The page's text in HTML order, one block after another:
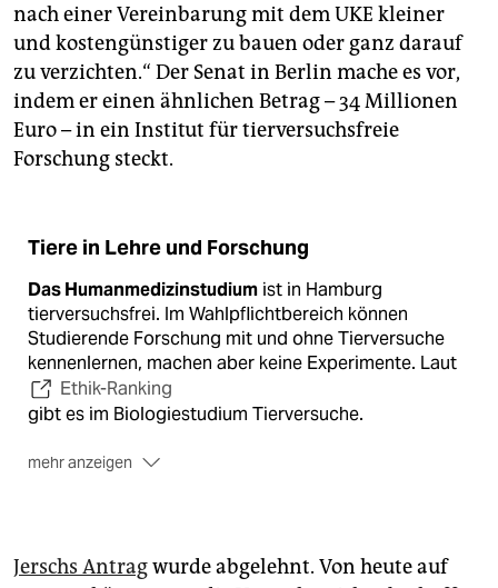
nach einer Vereinbarung mit dem UKE kleiner
und kostengünstiger zu bauen oder ganz darauf
zu verzichten.“ Der Senat in Berlin mache es vor,
indem er einen ähnlichen Betrag – 34 Millionen
Euro – in ein Institut für tierversuchsfreie
Forschung steckt.
Tiere in Lehre und Forschung
Das Humanmedizinstudium ist in Hamburg
tierversuchsfrei. Im Wahlpflichtbereich können
Studierende Forschung mit und ohne Tierversuche
kennenlernen, machen aber keine Experimente. Laut
Ethik-Ranking
gibt es im Biologiestudium Tierversuche.
mehr anzeigen
Schweinen und Schafen.
Jerschs Antragwurde abgelehnt. Von heute auf